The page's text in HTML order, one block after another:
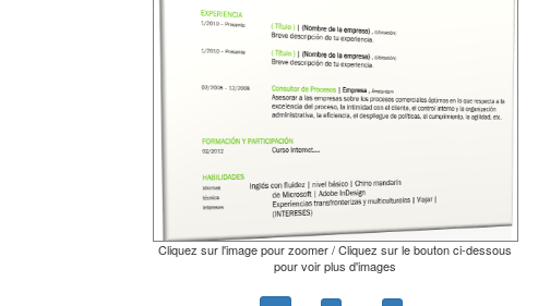
Cliquez sur l'image pour zoomer / Cliquez sur le bouton ci-dessous
pour voir plus d'images